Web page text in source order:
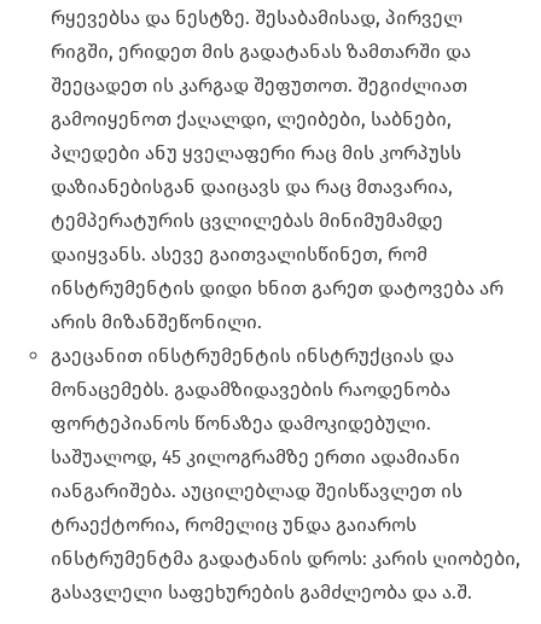
რყევებსა და ნესტზე. შესაბამისად, პირველ
რიგში, ერიდეთ მის გადატანას ზამთარში და
შეეცადეთ ის კარგად შეფუთოთ. შეგიძლიათ
გამოიყენოთ ქაღალდი, ლეიბები, საბნები,
პლედები ანუ ყველაფერი რაც მის კორპუსს
დაზიანებისგან დაიცავს და რაც მთავარია,
ტემპერატურის ცვლილებას მინიმუმამდე
დაიყვანს. ასევე გაითვალისწინეთ, რომ
ინსტრუმენტის დიდი ხნით გარეთ დატოვება არ
არის მიზანშეწონილი.
გაეცანით ინსტრუმენტის ინსტრუქციას და
მონაცემებს. გადამზიდავების რაოდენობა
ფორტეპიანოს წონაზეა დამოკიდებული.
საშუალოდ, 45 კილოგრამზე ერთი ადამიანი
იანგარიშება. აუცილებლად შეისწავლეთ ის
ტრაექტორია, რომელიც უნდა გაიაროს
ინსტრუმენტმა გადატანის დროს: კარის ღიობები,
გასავლელი საფეხურების გამძლეობა და ა.შ.